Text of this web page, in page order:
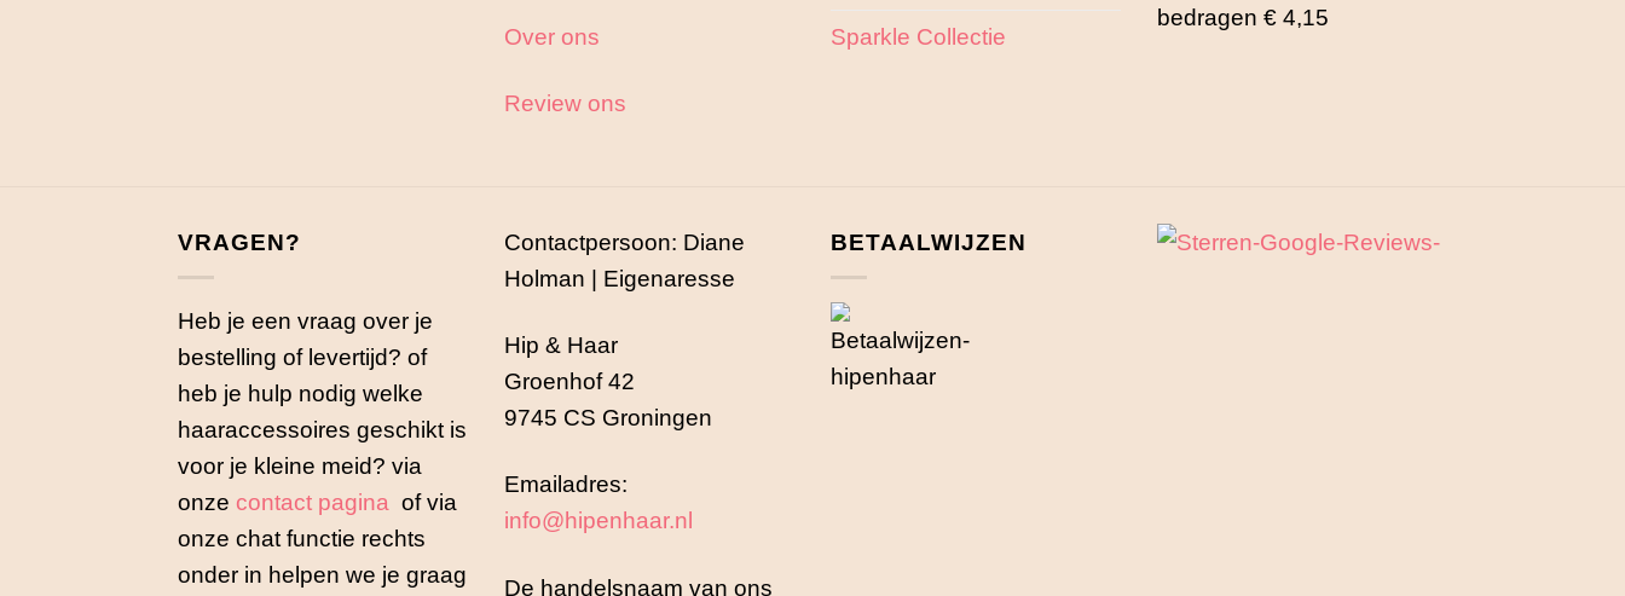
Over ons
Review ons
Sparkle Collectie
bedragen € 4,15
VRAGEN?
Heb je een vraag over je
bestelling of levertijd? of
heb je hulp nodig welke
haaraccessoires geschikt is
voor je kleine meid? via
onze contact pagina of via
onze chat functie rechts
onder in helpen we je graag
Contactpersoon: Diane
Holman | Eigenaresse
Hip & Haar
Groenhof 42
9745 CS Groningen
Emailadres:
info@hipenhaar.nl
De handelsnaam van ons
BETAALWIJZEN